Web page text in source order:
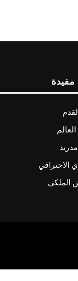
الاحترافي
الملكي